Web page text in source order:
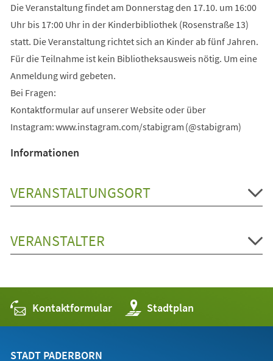
Die Veranstaltung findet am Donnerstag den 17.10. um 16:00
Uhr bis 17:00 Uhr in der Kinderbibliothek (Rosenstraße 13)
statt. Die Veranstaltung richtet sich an Kinder ab fünf Jahren.
Für die Teilnahme ist kein Bibliotheksausweis nötig. Um eine
Anmeldung wird gebeten.
Bei Fragen:
Kontaktformular auf unserer Website oder über
Instagram: www.instagram.com/stabigram (@stabigram)
Informationen
VERANSTALTUNGSORT
VERANSTALTER
Kontaktformular Stadtplan
(Öffnet
in
einem
STADT PADERBORN